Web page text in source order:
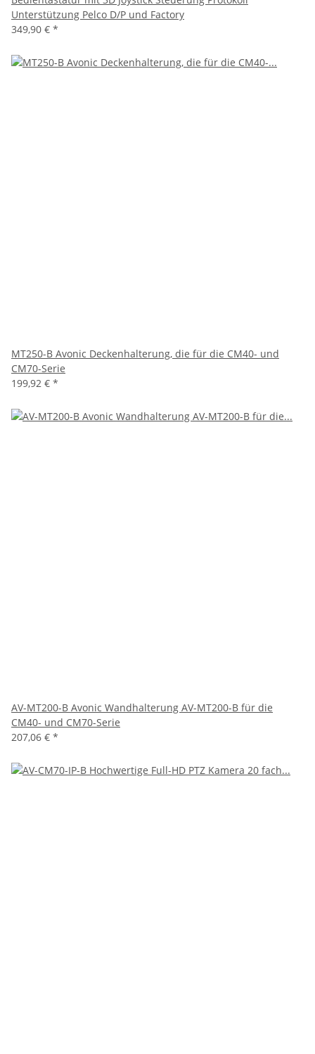
Unterstützung Pelco D/P und Factory
349,90 € *
MT250-B Avonic Deckenhalterung, die für die CM40- und
CM70-Serie
199,92 € *
AV-MT200-B Avonic Wandhalterung AV-MT200-B für die
CM40- und CM70-Serie
207,06 € *